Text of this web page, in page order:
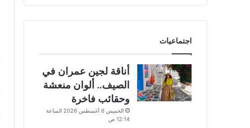
اجتماعيات
أناقة لجين عمران في
الصيف.. ألوان منعشة
وحقائب فاخرة
الخميس 6 أغسطس 2026 الساعة
12:14 ص